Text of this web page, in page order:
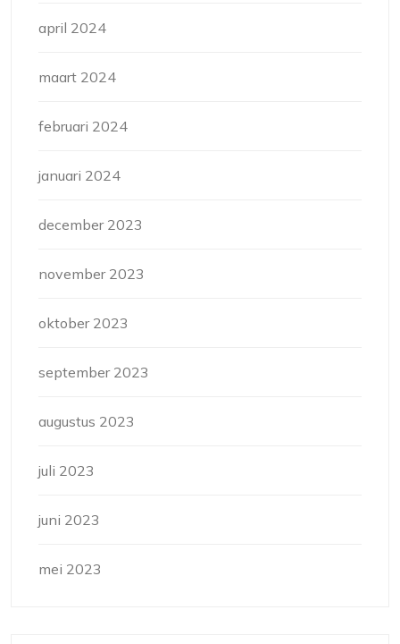
april 2024
maart 2024
februari 2024
januari 2024
december 2023
november 2023
oktober 2023
september 2023
augustus 2023
juli 2023
juni 2023
mei 2023